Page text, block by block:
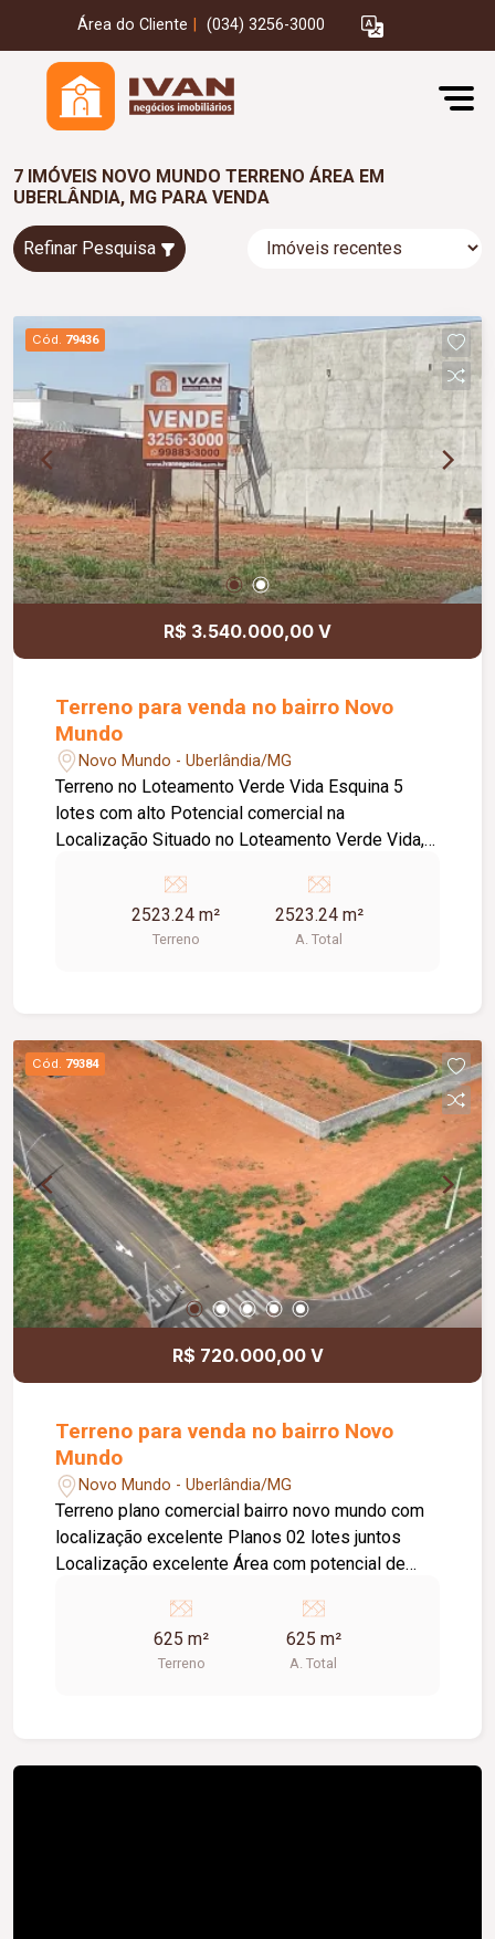
Área do Cliente (034) 3256-3000
7 IMÓVEIS NOVO MUNDO TERRENO ÁREA EM
UBERLÂNDIA, MG PARA VENDA
Refinar Pesquisa
Cód. 79436
R$ 3.540.000,00 V
Terreno para venda no bairro Novo
Mundo
Novo Mundo - Uberlândia/MG
Terreno no Loteamento Verde Vida Esquina 5
lotes com alto Potencial comercial na
Localização Situado no Loteamento Verde Vida,
privilegiada garante grande visibilidade e
facilidade de acesso, tornando-o ideal para
Potencial para uso comercial ou residencial
Diferenciais que encantam O imóvel oferece uma
oportunidade única para investidores e
empreendedores que buscam um ponto
estratégico em área de constante valorização.
Sua localização atratividade para diversos tipos
de negócios. Observações Valor e
disponibilidade sujeitos a alteração.
2523.24 m²
Terreno
2523.24 m²
A. Total
Cód. 79384
R$ 720.000,00 V
Terreno para venda no bairro Novo
Mundo
Novo Mundo - Uberlândia/MG
Terreno plano comercial bairro novo mundo com
localização excelente Planos 02 lotes juntos
Localização excelente Área com potencial de
625 m²
Terreno
625 m²
A. Total